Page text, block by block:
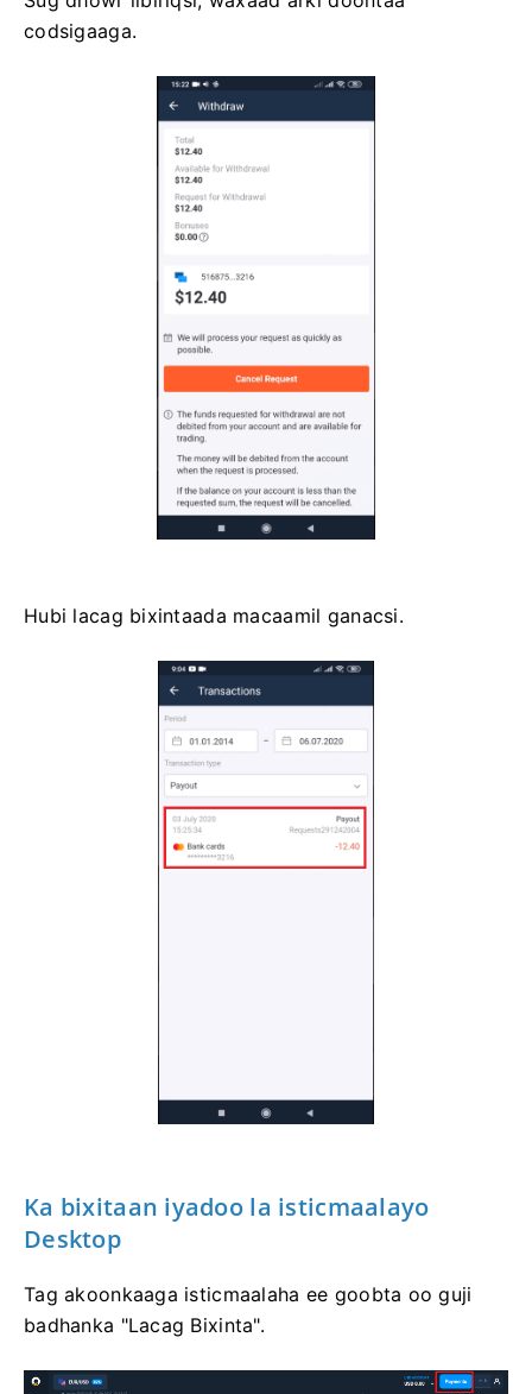
codsigaaga.
Hubi lacag bixintaada macaamil ganacsi.
Ka bixitaan iyadoo la isticmaalayo
Desktop
Tag akoonkaaga isticmaalaha ee goobta oo guji
badhanka "Lacag Bixinta".